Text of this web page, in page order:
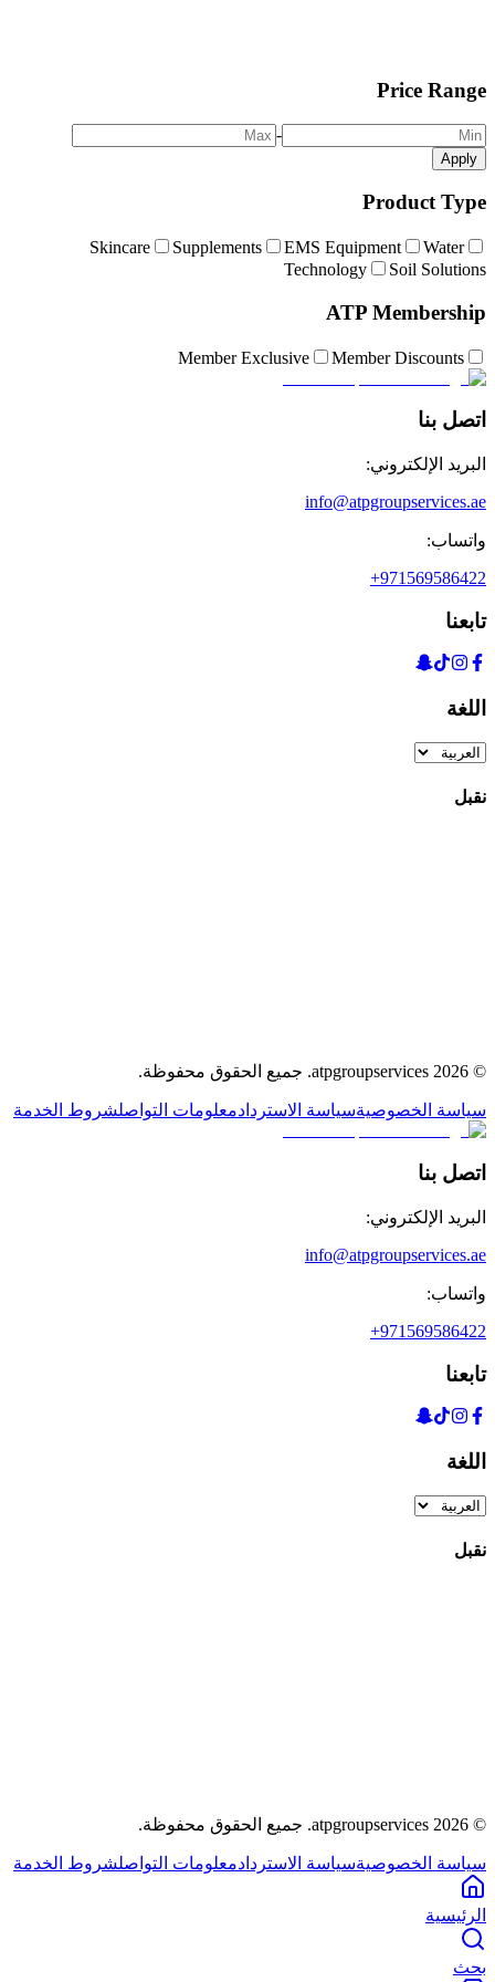
Price Range
-
Apply
Product Type
Skincare Supplements EMS Equipment
Water
Technology
Soil Solutions
ATP Membership
Member Exclusive Member Discounts
اتصل بنا
البريد الإلكتروني:
info@atpgroupservices.ae
واتساب:
+971569586422
تابعنا
اللغة
نقبل
©
2026 جميع الحقوق محفوظة.
سياسة الخصوصيةسياسة الاستردادمعلومات التواصلشروط الخدمة
اتصل بنا
البريد الإلكتروني:
info@atpgroupservices.ae
واتساب:
+971569586422
تابعنا
اللغة
نقبل
©
2026 جميع الحقوق محفوظة.
سياسة الخصوصيةسياسة الاستردادمعلومات التواصلشروط الخدمة
الرئيسية
بحث